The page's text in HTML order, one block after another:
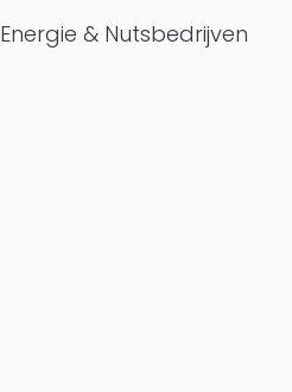
Energie & Nutsbedrijven